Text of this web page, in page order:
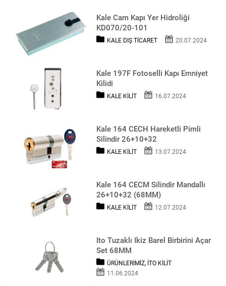
Kale Cam Kapı Yer Hidroliği
KD070/20-101
KALE DIŞ TICARET 20.07.2024
Kale 197F Fotoselli Kapı Emniyet
Kilidi
KALE KILIT 16.07.2024
Kale 164 CECH Hareketli Pimli
Silindir 26+10+32
KALE KILIT 13.07.2024
Kale 164 CECM Silindir Mandallı
26+10+32 (68MM)
KALE KILIT 12.07.2024
Ito Tuzaklı Ikiz Barel Birbirini Açar
Set 68MM
ÜRÜNLERIMIZ, İTO KILIT
11.06.2024